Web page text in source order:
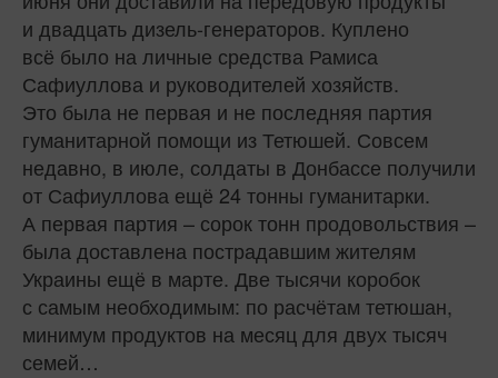
и двадцать дизель-генераторов. Куплено
всё было на личные средства Рамиса
Сафиуллова и руководителей хозяйств.
Это была не первая и не последняя партия
гуманитарной помощи из Тетюшей. Совсем
недавно, в июле, солдаты в Донбассе получили
от Сафиуллова ещё 24 тонны гуманитарки.
А первая партия – сорок тонн продовольствия –
была доставлена пострадавшим жителям
Украины ещё в марте. Две тысячи коробок
с самым необходимым: по расчётам тетюшан,
минимум продуктов на месяц для двух тысяч
семей…